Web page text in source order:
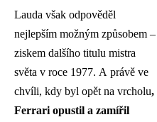
Lauda však odpověděl
nejlepším možným způsobem –
ziskem dalšího titulu mistra
světa v roce 1977. A právě ve
chvíli, kdy byl opět na vrcholu,
Ferrari opustil a zamířil